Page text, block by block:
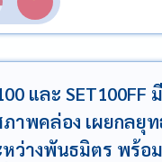
และ SET100FF
าพคล่อง เผยกลยุ
ว่างพันธมิตร พร้อ